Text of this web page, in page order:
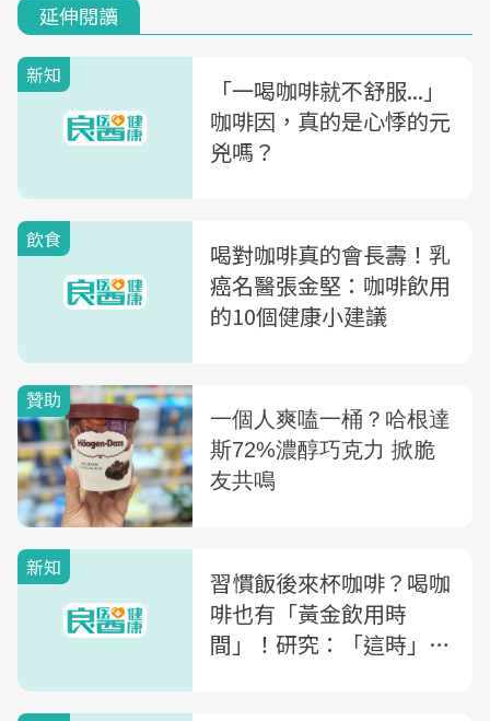
延伸閱讀
新知
「一喝咖啡就不舒服...」
咖啡因，真的是心悸的元
兇嗎？
飲食
喝對咖啡真的會長壽！乳
癌名醫張金堅：咖啡飲用
的10個健康小建議
新知
習慣飯後來杯咖啡？喝咖
啡也有「黃金飲用時
間」！研究：「這時」喝